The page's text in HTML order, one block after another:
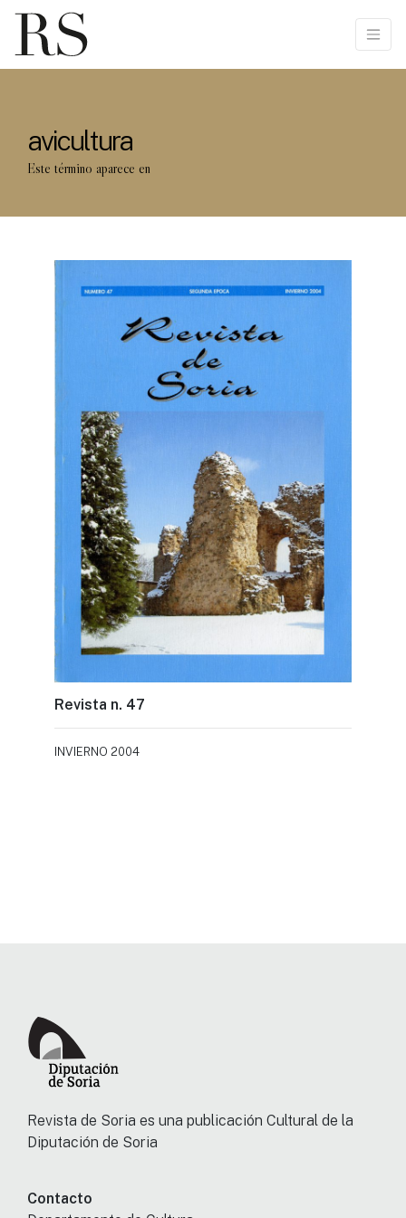
avicultura
Este término aparece en
Revista n. 47
INVIERNO 2004
Revista de Soria es una publicación Cultural de la
Diputación de Soria
Contacto